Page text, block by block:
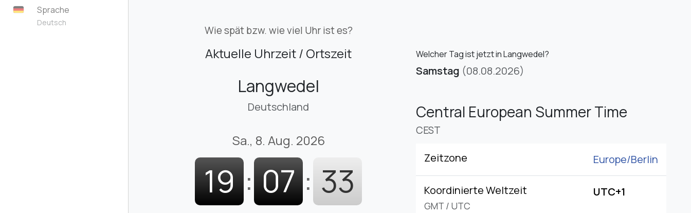
Sprache
Deutsch
Wie spät bzw. wie viel Uhr ist es?
Aktuelle Uhrzeit / Ortszeit
Langwedel
Deutschland
Sa., 8. Aug. 2026
19 : 07 : 34
Welcher Tag ist jetzt in Langwedel?
Samstag (08.08.2026)
Central European Summer Time
CEST
Zeitzone Europe/Berlin
Koordinierte Weltzeit
GMT / UTC
UTC+1